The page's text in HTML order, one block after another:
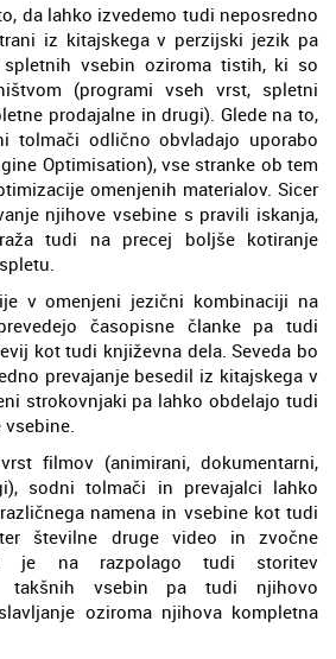
da lahko izvedemo tudi neposredno
iz kitajskega v perzijski jezik pa
vsebin oziroma tistih, ki so
(programi vseh vrst, spletni
prodajalne in drugi). Glede na to,
tolmači odlično obvladajo uporabo
Optimisation), vse stranke ob tem
omenjenih materialov. Sicer
njihove vsebine s pravili iskanja,
tudi na precej boljše kotiranje
v omenjeni jezični kombinaciji na
časopisne članke pa tudi
kot tudi književna dela. Seveda bo
prevajanje besedil iz kitajskega v
strokovnjaki pa lahko obdelajo tudi
filmov (animirani, dokumentarni,
sodni tolmači in prevajalci lahko
namena in vsebine kot tudi
številne druge video in zvočne
je na razpolago tudi storitev
takšnih vsebin pa tudi njihovo
oziroma njihova kompletna